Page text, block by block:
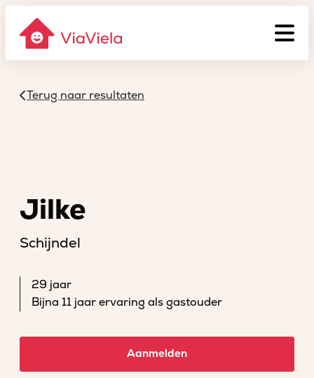
Terug naar resultaten
Jilke
Schijndel
29 jaar
Bijna 11 jaar ervaring als gastouder
Aanmelden